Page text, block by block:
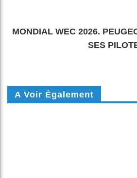
MONDIAL WEC 2026.
SES
A Voir Également